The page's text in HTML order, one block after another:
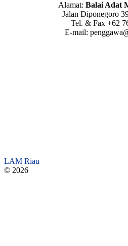
Alamat: Balai Adat
Jalan Diponegoro
Tel. & Fax +62
E-mail:
LAM Riau
© 2026